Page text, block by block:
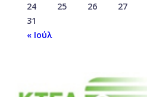
24
25 26 27
31
« Ιούλ